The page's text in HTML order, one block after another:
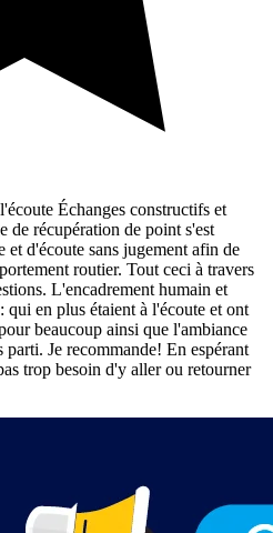
Échanges constructifs et
de récupération de point s'est
et d'écoute sans jugement afin de
routier. Tout ceci à travers
L'encadrement humain et
en plus étaient à l'écoute et ont
beaucoup ainsi que l'ambiance
Je recommande! En espérant
trop besoin d'y aller ou retourner